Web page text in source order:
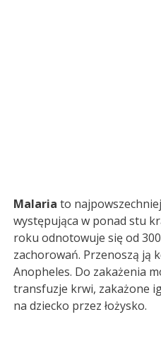
Malaria to
występująca w ponad stu
roku odnotowuje się od
zachorowań. Przenoszą ją
Anopheles. Do zakażenia
transfuzje krwi, zakażone
na dziecko przez łożysko.